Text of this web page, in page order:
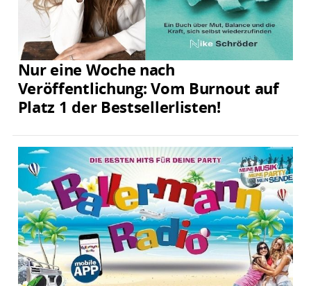
Nur eine Woche nach
Veröffentlichung: Vom Burnout auf
Platz 1 der Bestsellerlisten!